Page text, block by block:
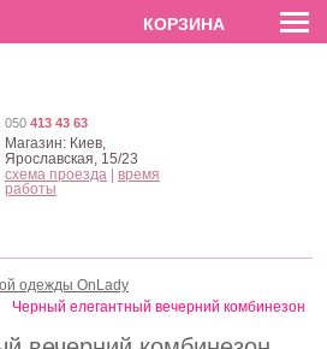
EN РУС
Черный елегантный вечерний комбинезон
050 413 43 63
Магазин: Киев,
Ярославская, 15/23
схема проезда
время
работы
КОРЗИНА